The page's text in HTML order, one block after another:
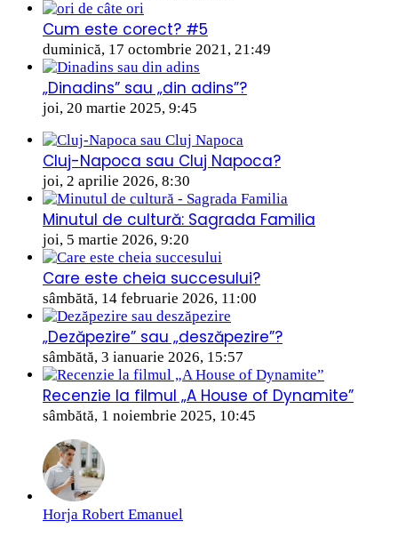
Cum este corect? #5
duminică, 17 octombrie 2021, 21:49
„Dinadins” sau „din adins”?
joi, 20 martie 2025, 9:45
Cluj-Napoca sau Cluj Napoca?
joi, 2 aprilie 2026, 8:30
Minutul de cultură: Sagrada Familia
joi, 5 martie 2026, 9:20
Care este cheia succesului?
sâmbătă, 14 februarie 2026, 11:00
„Dezăpezire” sau „deszăpezire”?
sâmbătă, 3 ianuarie 2026, 15:57
Recenzie la filmul „A House of Dynamite”
sâmbătă, 1 noiembrie 2025, 10:45
Horja Robert Emanuel